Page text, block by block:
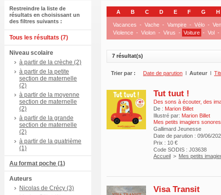
Restreindre la liste de
résultats en choisissant un
des filtres suivants :
Tous les résultats (7)
Niveau scolaire
à partir de la crèche (2)
à partir de la petite
section de maternelle
(2)
à partir de la moyenne
section de maternelle
(2)
à partir de la grande
section de maternelle
(2)
à partir de la quatrième
(1)
Au format poche (1)
Auteurs
Nicolas de Crécy (3)
A B C D E F G H
Vacances - Vache - Vampire - Vélo -
Violence - Violon - Virus - Voiture - Vol -
7 résultat(s)
Trier par : Date de parution l Auteur l
Tut tuut !
Des sons à écouter, des
De : Marion Billet
Illustré par: Marion Billet
Mes petits imagiers sonores
Gallimard Jeunesse
Date de parution : 09/06/
Prix : 10 €
Code SODIS : J03638
Accueil > Mes petits
Visa Transit